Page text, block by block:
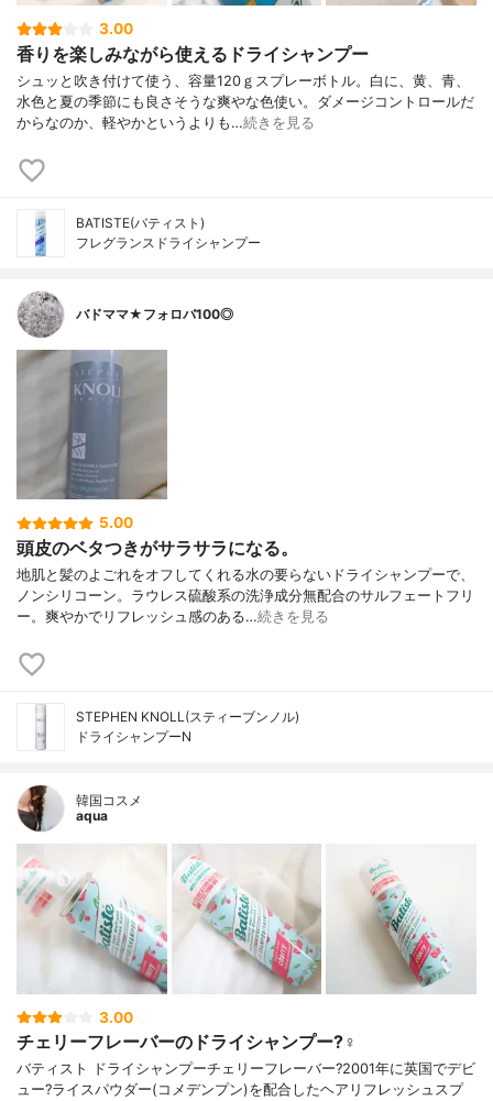
3.00
香りを楽しみながら使えるドライシャンプー
シュッと吹き付けて使う、容量120ｇスプレーボトル。白に、黄、青、
水色と夏の季節にも良さそうな爽やな色使い。ダメージコントロールだ
からなのか、軽やかというよりも…続きを見る
BATISTE(バティスト)
フレグランスドライシャンプー
バドママ★フォロバ100◎
5.00
頭皮のベタつきがサラサラになる。
地肌と髪のよごれをオフしてくれる水の要らないドライシャンプーで、
ノンシリコーン。ラウレス硫酸系の洗浄成分無配合のサルフェートフリ
ー。爽やかでリフレッシュ感のある…続きを見る
STEPHEN KNOLL(スティーブンノル)
ドライシャンプーN
韓国コスメ
aqua
3.00
チェリーフレーバーのドライシャンプー?‍♀️
バティスト ドライシャンプーチェリーフレーバー?2001年に英国でデビ
ュー?ライスパウダー(コメデンプン)を配合したヘアリフレッシュスプ